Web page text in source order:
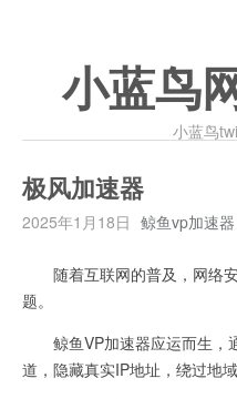
小蓝鸟
小蓝鸟
极风加速器
2025年1月18日 鲸鱼vp加速器
随着互联网的普及，网络安
题。
鲸鱼VP加速器应运而生，
道，隐藏真实IP地址，绕过地